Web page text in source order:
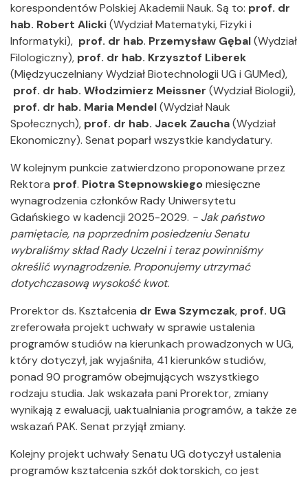
korespondentów Polskiej Akademii Nauk. Są to: prof. dr
hab. Robert Alicki(Wydział Matematyki, Fizyki i
Informatyki), prof. dr hab. Przemysław Gębal(Wydział
Filologiczny), prof. dr hab. Krzysztof Liberek
(Międzyuczelniany Wydział Biotechnologii UG i GUMed),
prof. dr hab. Włodzimierz Meissner (Wydział Biologii),
prof. dr hab. Maria Mendel(Wydział Nauk
Społecznych), prof. dr hab. Jacek Zaucha(Wydział
Ekonomiczny). Senat poparł wszystkie kandydatury.
W kolejnym punkcie zatwierdzono proponowane przez
Rektora prof. Piotra Stepnowskiegomiesięczne
wynagrodzenia członków Rady Uniwersytetu
Gdańskiego w kadencji 2025-2029. - Jak państwo
pamiętacie, na poprzednim posiedzeniu Senatu
wybraliśmy skład Rady Uczelni i teraz powinniśmy
określić wynagrodzenie. Proponujemy utrzymać
dotychczasową wysokość kwot.
Prorektor ds. Kształcenia dr Ewa Szymczak, prof. UG
zreferowała projekt uchwały w sprawie ustalenia
programów studiów na kierunkach prowadzonych w UG,
który dotyczył, jak wyjaśniła, 41 kierunków studiów,
ponad 90 programów obejmujących wszystkiego
rodzaju studia. Jak wskazała pani Prorektor, zmiany
wynikają z ewaluacji, uaktualniania programów, a także ze
wskazań PAK. Senat przyjął zmiany.
Kolejny projekt uchwały Senatu UG dotyczył ustalenia
programów kształcenia szkół doktorskich, co jest